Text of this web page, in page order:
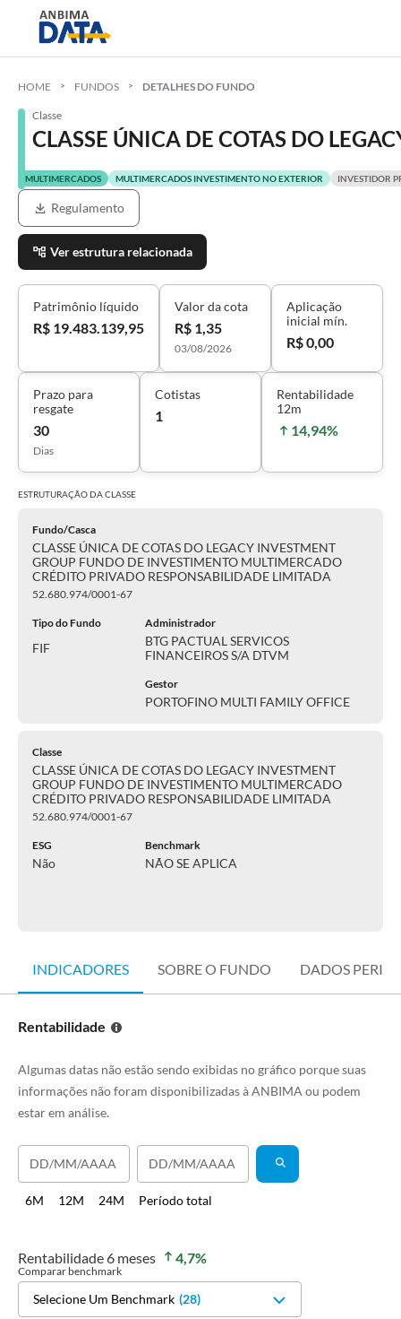
HOME FUNDOS DETALHES DO FUNDO
Classe
CLASSE ÚNICA DE COTAS DO
MULTIMERCADOS MULTIMERCADOS INVESTIMENTO NO EXTERIOR INVESTIDOR
Regulamento
Ver estrutura relacionada
Patrimônio líquido
R$ 19.483.139,95
Valor da cota
R$ 1,35
03/08/2026
Aplicação
inicial mín.
R$ 0,00
Prazo para
resgate
30
Dias
Cotistas
1
Rentabilidade
12m
14,94%
ESTRUTURAÇÃO DACLASSE
Fundo/Casca
CLASSE ÚNICA DE COTAS DO LEGACY INVESTMENT
GROUP FUNDO DE INVESTIMENTO MULTIMERCADO
CRÉDITO PRIVADO RESPONSABILIDADE LIMITADA
52.680.974/0001-67
Tipo do Fundo
FIF
Administrador
BTG PACTUAL SERVICOS
FINANCEIROS S/A DTVM
Gestor
PORTOFINO MULTI FAMILY OFFICE
Classe
CLASSE ÚNICA DE COTAS DO LEGACY INVESTMENT
GROUP FUNDO DE INVESTIMENTO MULTIMERCADO
CRÉDITO PRIVADO RESPONSABILIDADE LIMITADA
52.680.974/0001-67
ESG
Não
Benchmark
NÃO SE APLICA
INDICADORES SOBRE O FUNDO DADOS
Rentabilidade
Algumas datas não estão sendo exibidas no gráfico porque suas
informações não foram disponibilizadas à ANBIMA ou podem
estar em análise.
6M 12M 24M Período total
Rentabilidade 6 meses 4,7%
Comparar benchmark
Selecione Um Benchmark (28)